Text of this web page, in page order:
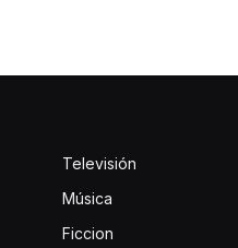
Televisión
Música
Ficcion